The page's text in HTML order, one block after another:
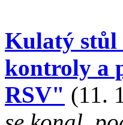
Kulatý stůl
kontroly a
RSV" (11.